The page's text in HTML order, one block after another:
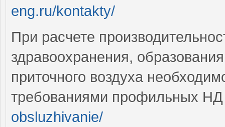
eng.ru/kontakty/
При расчете
здравоохранения,
приточного воздуха
требованиями профильных
obsluzhivanie/